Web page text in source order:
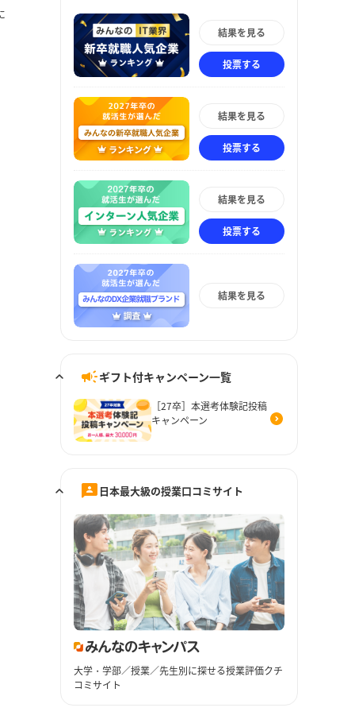
結果を見る
投票する
結果を見る
投票する
結果を見る
投票する
結果を見る
ギフト付キャンペーン一覧
［27卒］本選考体験記投稿
キャンペーン
日本最大級の授業口コミサイト
大学・学部／授業／先生別に探せる授業評価クチ
コミサイト